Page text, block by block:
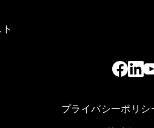
プライバシーポリシ